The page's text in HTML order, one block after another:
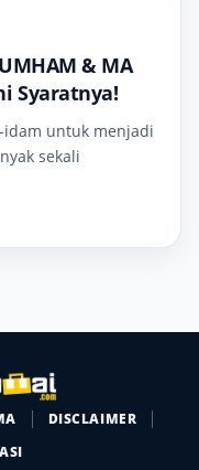
& MA
Syaratnya!
idam untuk menjadi
sekali
DISCLAIMER